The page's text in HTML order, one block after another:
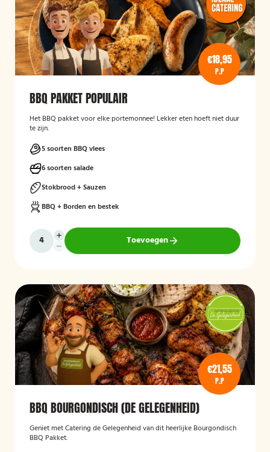
€18,95
P.P
BBQ PAKKET POPULAIR
Het BBQ pakket voor elke portemonnee! Lekker eten hoeft niet duur
te zijn.
5 soorten BBQ vlees
6 soorten salade
Stokbrood + Sauzen
BBQ + Borden en bestek
Toevoegen
€21,55
P.P
BBQ BOURGONDISCH (DE GELEGENHEID)
Geniet met Catering de Gelegenheid van dit heerlijke Bourgondisch
BBQ Pakket.